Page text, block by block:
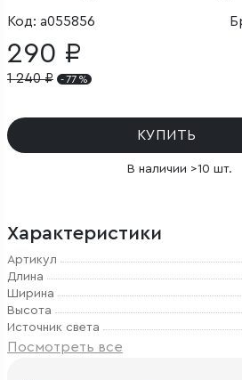
Код: a055856
290 ₽
1 240₽ - 77 %
КУПИТЬ
В наличии >10 шт.
Характеристики
Артикул
Длина
Ширина
Высота
Источник света
Посмотреть все